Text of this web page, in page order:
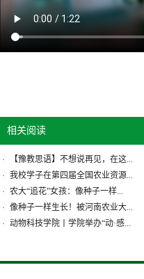
相关阅读
·
【豫教思语】不想说再见，在这...
· 我校学子在第四届全国农业资源...
· 农大“追花”女孩：像种子一样...
· 像种子一样生长！被河南农业大...
· 动物科技学院丨学院举办“动·感...